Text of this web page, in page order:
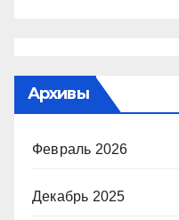
Архивы
Февраль 2026
Декабрь 2025